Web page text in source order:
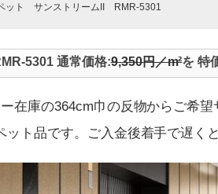
ット サンストリームII RMR-5301
5301 通常価格:9,350円／m²を 特
在庫の364cm巾の反物からご希望
ット品です。ご入金後着手で遅く